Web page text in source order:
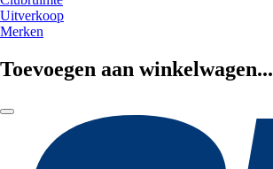
Uitverkoop
Merken
Toevoegen aan winkelwagen...